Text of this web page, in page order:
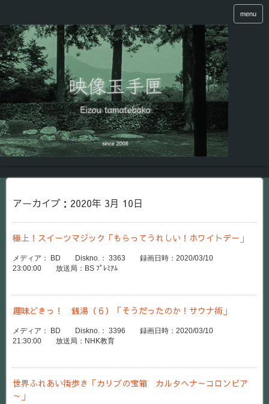
menu
アーカイブ：2020年 3月 10日
極上！スイーツマジック「もらってうれしい！ホワイトデー」
メディア： BD Diskno.： 3363 録画日時：2020/03/10
23:00:00 放送局：BS ﾌﾟﾚﾐｱﾑ
趣味どきっ！ 銭湯（６）「そうだったのか！サウナ術」
メディア： BD Diskno.： 3396 録画日時：2020/03/10
21:30:00 放送局：NHK教育
世界ふれあい街歩き「カリブの宝箱 カルタヘナ～コロンビア
～」